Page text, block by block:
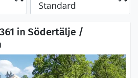
in Södertälje /